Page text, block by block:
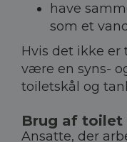
have
som et
Hvis det ikke
være en syns-
toiletskål og
Brug af toilet
Ansatte, der